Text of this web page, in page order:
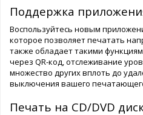
Поддержка
Воспользуйтесь новым
которое позволяет печатать
также обладает такими
через QR-код, отслеживание
множество других вплоть до
выключения вашего
Печать на CD/DVD